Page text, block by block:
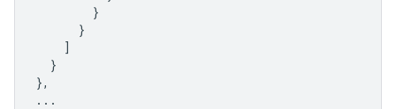
}
}
]
}
},
...